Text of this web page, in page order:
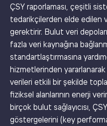
ÇSY raporlaması, çeşitli
tedarikçilerden elde edilen
gerektirir. Bulut veri
fazla veri kaynağına
standartlaştırmasına
hizmetlerinden
verileri etkili bir şekilde
fiziksel alanlarının enerji
birçok bulut sağlayıcısı,
göstergelerini (key